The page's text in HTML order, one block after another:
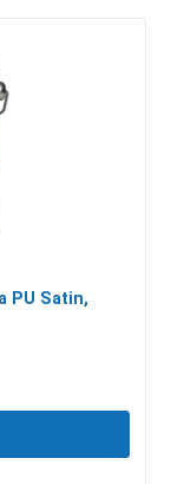
PU Satin,